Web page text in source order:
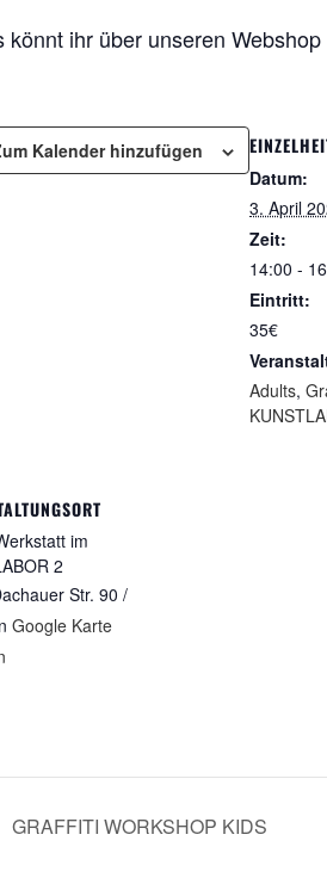
könnt ihr über unseren
Kalender hinzufügen
Datum:
3. April
Zeit:
14:00 -
Eintritt:
35€
Adults,
im
2
Str. 90 /
Google Karte
GRAFFITI WORKSHOP KIDS